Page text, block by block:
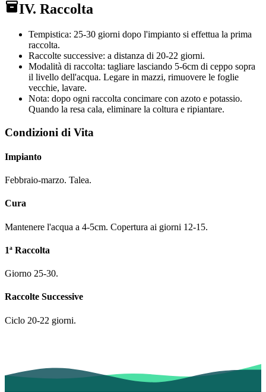
IV. Raccolta
Tempistica: 25-30 giorni dopo l'impianto si effettua la prima
raccolta.
Raccolte successive: a distanza di 20-22 giorni.
Modalità di raccolta: tagliare lasciando 5-6cm di ceppo sopra
il livello dell'acqua. Legare in mazzi, rimuovere le foglie
vecchie, lavare.
Nota: dopo ogni raccolta concimare con azoto e potassio.
Quando la resa cala, eliminare la coltura e ripiantare.
Condizioni di Vita
Impianto
Febbraio-marzo. Talea.
Cura
Mantenere l'acqua a 4-5cm. Copertura ai giorni 12-15.
1ª Raccolta
Giorno 25-30.
Raccolte Successive
Ciclo 20-22 giorni.